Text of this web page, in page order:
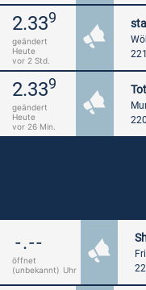
2.339
geändert
Heute
vor 2 Std.
2.339
geändert
Heute
vor 26 Min.
-.--
öffnet
(unbekannt) Uhr